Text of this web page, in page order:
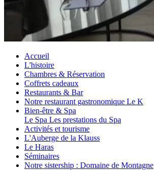
Accueil
L'histoire
Chambres & Réservation
Coffrets cadeaux
Restaurants & Bar
Notre restaurant gastronomique Le K
Bien-être & Spa
Le Spa Les prestations du Spa
Activités et tourisme
L'Auberge de la Klauss
Le Haras
Séminaires
Notre sistership : Domaine de Montagne